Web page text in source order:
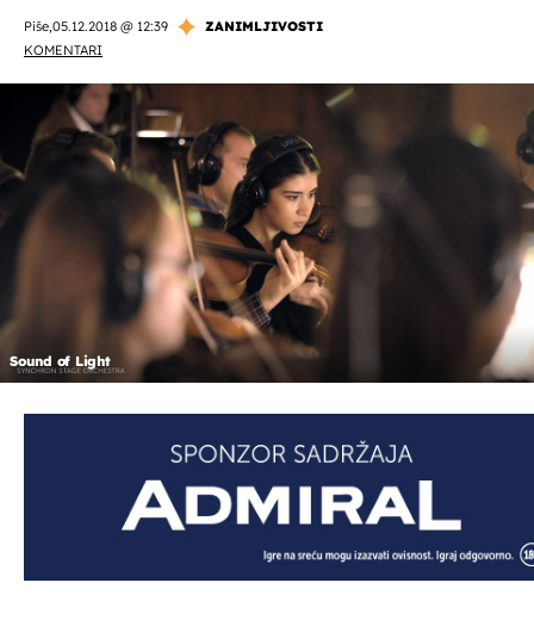
Piše,05.12.2018 @ 12:39
ZANIMLJIVOSTI
KOMENTARI
Sound of Light
OMOGUĆI OBAVIJESTI